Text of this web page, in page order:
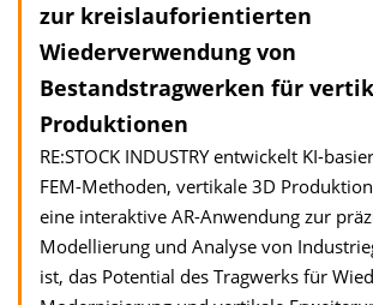
zur kreislauforientierten
Wiederverwendung von
Bestandstragwerken für
Produktionen
RE:STOCK INDUSTRY entwickelt KI-
FEM-Methoden, vertikale 3D
eine interaktive AR-Anwendung zur
Modellierung und Analyse von
ist, das Potential des Tragwerks für